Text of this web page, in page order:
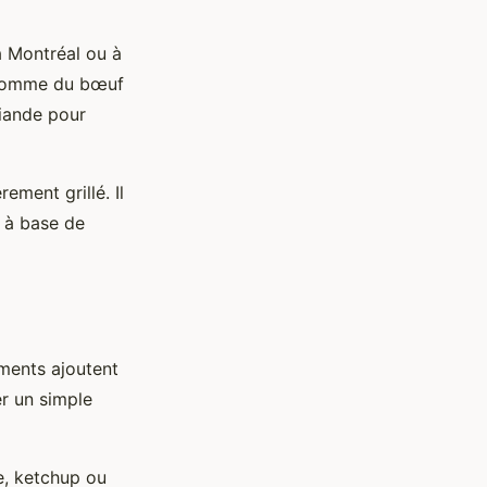
Montréal ou à
du bœuf
pour
grillé. Il
à base de
ajoutent
un simple
ketchup ou